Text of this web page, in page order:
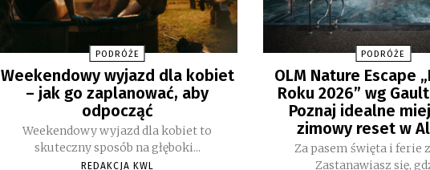
PODRÓŻE
Weekendowy wyjazd dla kobiet
– jak go zaplanować, aby
odpocząć
Weekendowy wyjazd dla kobiet to
skuteczny sposób na głęboki...
REDAKCJA KWL
PODRÓŻE
OLM Nature Escape
Roku 2026” wg
Poznaj idealne
zimowy reset w
Za pasem święta i ferie
Zastanawiasz się,